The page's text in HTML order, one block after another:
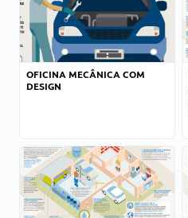
OFICINA MECÂNICA COM
DESIGN